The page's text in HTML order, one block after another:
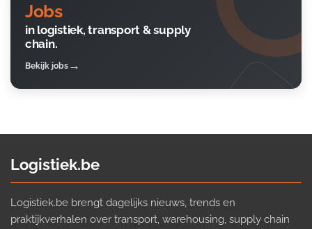
Jobs
in logistiek, transport & supply
chain.
Bekijk jobs
Logistiek.be
Logistiek.be brengt dagelijks nieuws, trends en
praktijkverhalen over transport, warehousing, supply chain